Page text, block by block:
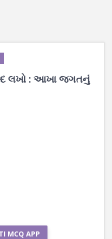
લખો : આખા જગતનું
MCQ APP